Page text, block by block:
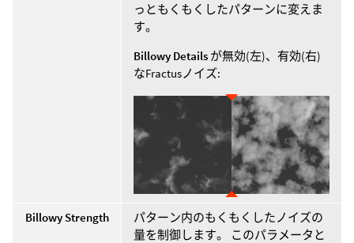
っともくもくしたパターンに変えま
す。
Billowy Details が無効(左)、有効(右)
なFractusノイズ:
Billowy Strength
パターン内のもくもくしたノイズの
量を制御します。 このパラメータと